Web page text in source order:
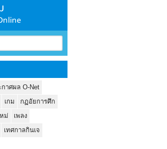
กาศผล O-Net
เกม
กฏอัยการศึก
ม่
เพลง
เทศกาลกินเจ